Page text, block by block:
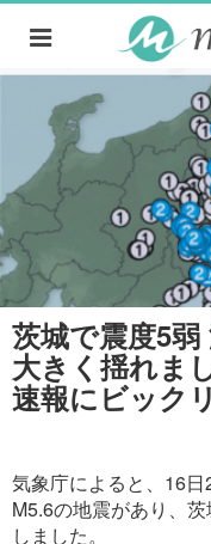
茨城で震度5
大きく揺れま
速報にビック
気象庁によると、16
M5.6の地震があり、
しました。